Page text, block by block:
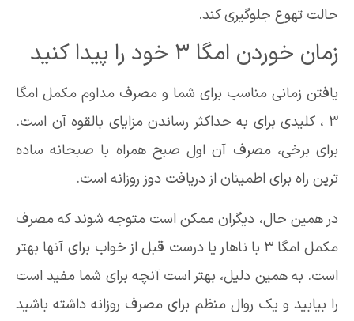
حالت تهوع جلوگیری کند.
زمان خوردن امگا 3 خود را پیدا کنید
یافتن زمانی مناسب برای شما و مصرف مداوم مکمل امگا
3 ، کلیدی برای به حداکثر رساندن مزایای بالقوه آن است.
برای برخی، مصرف آن اول صبح همراه با صبحانه ساده
ترین راه برای اطمینان از دریافت دوز روزانه است.
در همین حال، دیگران ممکن است متوجه شوند که مصرف
مکمل امگا 3 با ناهار یا درست قبل از خواب برای آنها بهتر
است. به همین دلیل، بهتر است آنچه برای شما مفید است
را بیابید و یک روال منظم برای مصرف روزانه داشته باشید